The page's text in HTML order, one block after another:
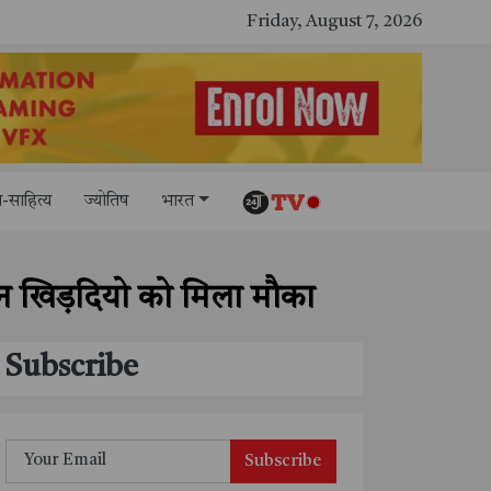
Friday, August 7, 2026
ज्योतिष भारत
को मिला मौका
Subscribe
Subscribe